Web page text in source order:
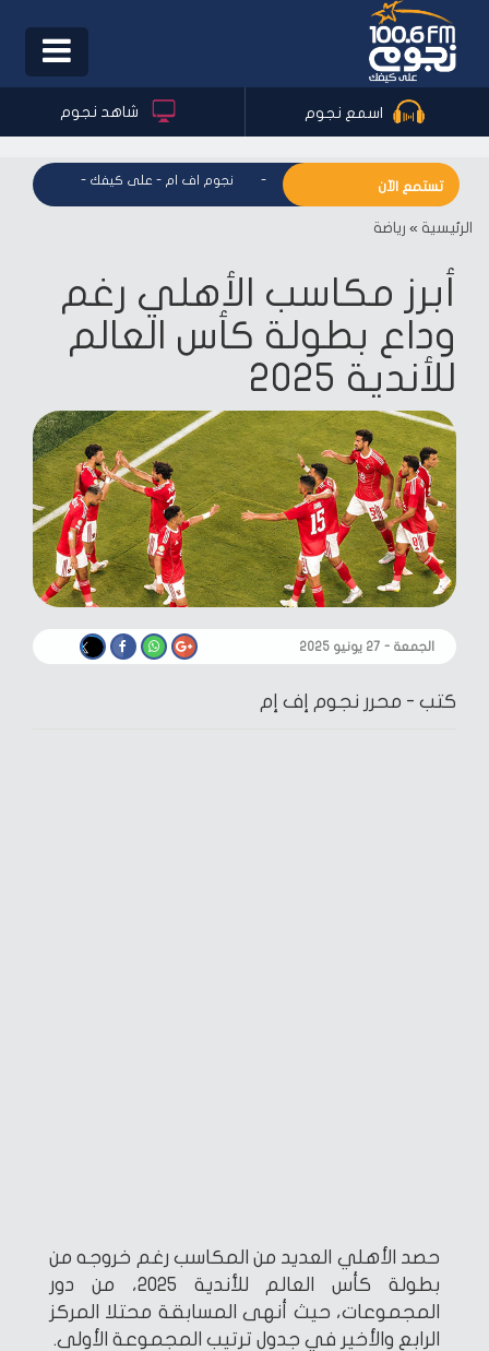
Toggle
اسمع نجوم شاهد نجوم
تستمع الآن
نجوم اف ام - على كيفك - نجوم اف ام - على كيفك نجوم اف
الرئيسية » رياضة
أبرز مكاسب الأهلي رغم
وداع بطولة كأس العالم
للأندية 2025
الجمعة - ٢٧ يونيو ٢٠٢٥
كتب - محرر نجوم إف إم
حصد الأهلي العديد من المكاسب رغم خروجه من
بطولة كأس العالم للأندية 2025، من دور
المجموعات، حيث أنهى المسابقة محتلا المركز
الرابع والأخير في جدول ترتيب المجموعة الأولى.